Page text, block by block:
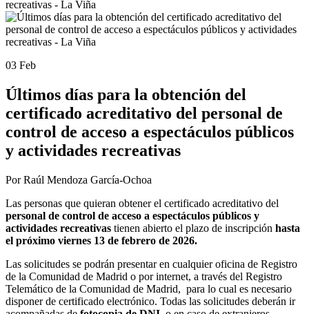
03 Feb
Últimos días para la obtención del
certificado acreditativo del personal de
control de acceso a espectáculos públicos
y actividades recreativas
Por Raúl Mendoza García-Ochoa
Las personas que quieran obtener el certificado acreditativo del
personal de control de acceso a espectáculos públicos y
actividades recreativas tienen abierto el plazo de inscripción hasta
el próximo viernes 13 de febrero de 2026.
Las solicitudes se podrán presentar en cualquier oficina de Registro
de la Comunidad de Madrid o por internet, a través del Registro
Telemático de la Comunidad de Madrid, para lo cual es necesario
disponer de certificado electrónico. Todas las solicitudes deberán ir